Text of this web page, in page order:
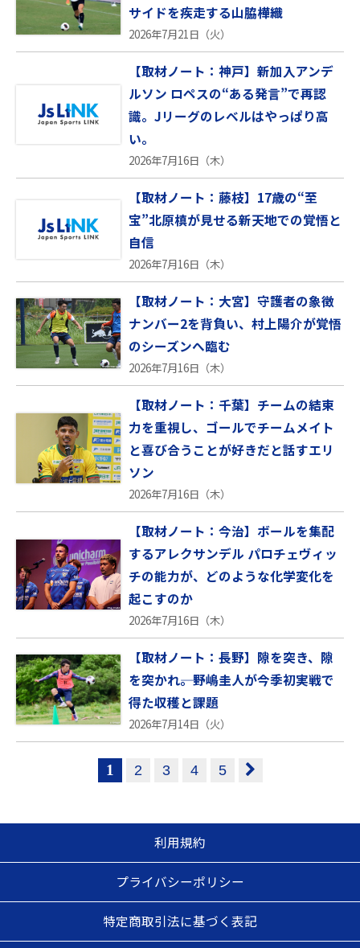
サイドを疾走する山脇樺織
2026年7月21日（火）
【取材ノート：神戸】新加入アンデ
ルソン ロペスの“ある発言”で再認
識。Jリーグのレベルはやっぱり高
い。
2026年7月16日（木）
【取材ノート：藤枝】17歳の“至
宝”北原槙が見せる新天地での覚悟と
自信
2026年7月16日（木）
【取材ノート：大宮】守護者の象徴
ナンバー2を背負い、村上陽介が覚悟
のシーズンへ臨む
2026年7月16日（木）
【取材ノート：千葉】チームの結束
力を重視し、ゴールでチームメイト
と喜び合うことが好きだと話すエリ
ソン
2026年7月16日（木）
【取材ノート：今治】ボールを集配
するアレクサンデル パロチェヴィッ
チの能力が、どのような化学変化を
起こすのか
2026年7月16日（木）
【取材ノート：長野】隙を突き、隙
を突かれ――。野嶋圭人が今季初実戦で
得た収穫と課題
2026年7月14日（火）
1 2 3 4 5
利用規約
プライバシーポリシー
特定商取引法に基づく表記